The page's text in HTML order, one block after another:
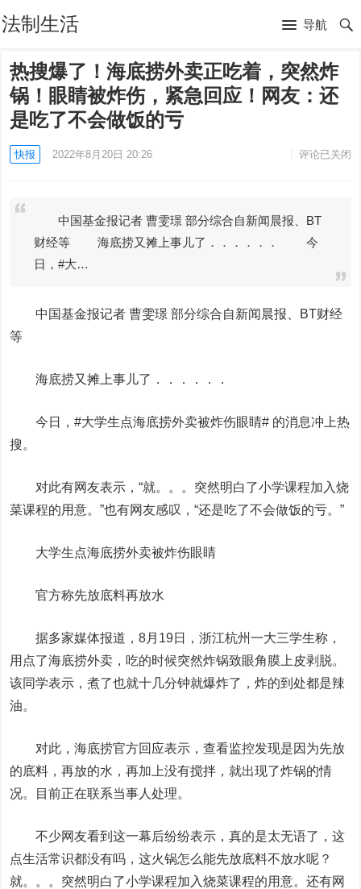
法制生活 导航
热搜爆了！海底捞外卖正吃着，突然炸
锅！眼睛被炸伤，紧急回应！网友：还
是吃了不会做饭的亏
快报 2022年8月20日 20:26 评论已关闭
中国基金报记者 曹雯璟 部分综合自新闻晨报、BT
财经等 海底捞又摊上事儿了．．．．．． 今
日，#大…
中国基金报记者 曹雯璟 部分综合自新闻晨报、BT财经
等
海底捞又摊上事儿了．．．．．．
今日，#大学生点海底捞外卖被炸伤眼睛# 的消息冲上热
搜。
对此有网友表示，“就。。。突然明白了小学课程加入烧
菜课程的用意。”也有网友感叹，“还是吃了不会做饭的亏。”
大学生点海底捞外卖被炸伤眼睛
官方称先放底料再放水
据多家媒体报道，8月19日，浙江杭州一大三学生称，
用点了海底捞外卖，吃的时候突然炸锅致眼角膜上皮剥脱。
该同学表示，煮了也就十几分钟就爆炸了，炸的到处都是辣
油。
对此，海底捞官方回应表示，查看监控发现是因为先放
的底料，再放的水，再加上没有搅拌，就出现了炸锅的情
况。目前正在联系当事人处理。
不少网友看到这一幕后纷纷表示，真的是太无语了，这
点生活常识都没有吗，这火锅怎么能先放底料不放水呢？
就。。。突然明白了小学课程加入烧菜课程的用意。还有网